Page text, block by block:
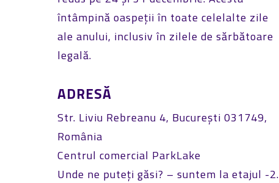
întâmpină oaspeții în toate celelalte zile
ale anului, inclusiv în zilele de sărbătoare
legală.
ADRESĂ
Str. Liviu Rebreanu 4, București 031749,
România
Centrul comercial ParkLake
Unde ne puteți găsi? – suntem la etajul -2.